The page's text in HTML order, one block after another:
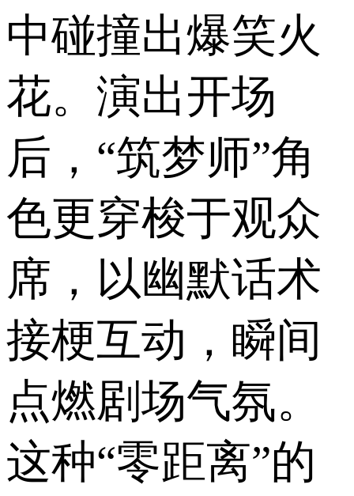
中碰撞出爆笑火
花。演出开场
后，“筑梦师”角
色更穿梭于观众
席，以幽默话术
接梗互动，瞬间
点燃剧场气氛。
这种“零距离”的